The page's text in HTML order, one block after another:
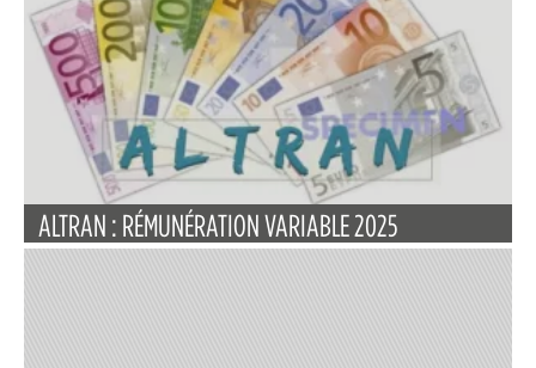
ALTRAN : RÉMUNÉRATION VARIABLE 2025